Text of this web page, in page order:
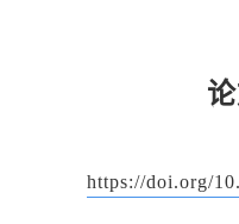
https://doi.org/